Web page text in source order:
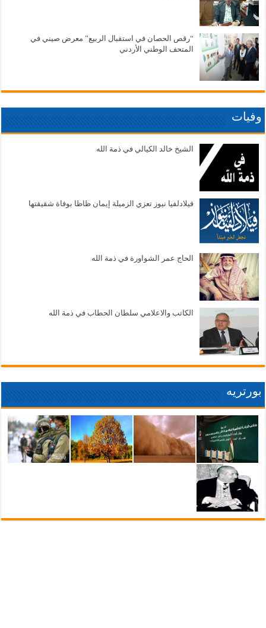
“رقص الحصان في استقبال الربيع” معرض صيني في
المتحف الوطني الأردني
وفيات
الشيخ خالد الكيالي في ذمة الله
فيلادلفيا نيوز تعزي الزميلة إيمان ظاظا بوفاة شقيقتها
الحاج عمر الشواورة في ذمة الله
الكاتب والاعلامي سلطان الحطاب في ذمة الله
بورتريه